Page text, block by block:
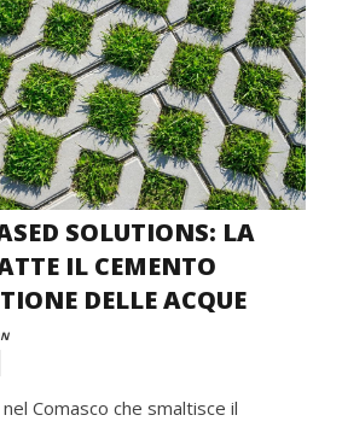
SOLUTIONS: LA
IL CEMENTO
DELLE ACQUE
Comasco che smaltisce il